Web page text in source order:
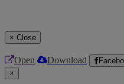
× Close
Open Download
×